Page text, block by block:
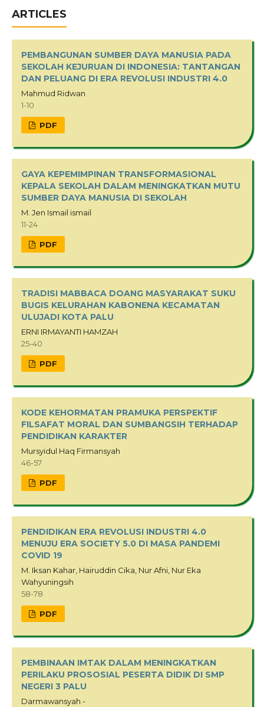
ARTICLES
PEMBANGUNAN SUMBER DAYA MANUSIA PADA
SEKOLAH KEJURUAN DI INDONESIA: TANTANGAN
DAN PELUANG DI ERA REVOLUSI INDUSTRI 4.0
Mahmud Ridwan
1-10
PDF
GAYA KEPEMIMPINAN TRANSFORMASIONAL
KEPALA SEKOLAH DALAM MENINGKATKAN MUTU
SUMBER DAYA MANUSIA DI SEKOLAH
M. Jen Ismail ismail
11-24
PDF
TRADISI MABBACA DOANG MASYARAKAT SUKU
BUGIS KELURAHAN KABONENA KECAMATAN
ULUJADI KOTA PALU
ERNI IRMAYANTI HAMZAH
25-40
PDF
KODE KEHORMATAN PRAMUKA PERSPEKTIF
FILSAFAT MORAL DAN SUMBANGSIH TERHADAP
PENDIDIKAN KARAKTER
Mursyidul Haq Firmansyah
46-57
PDF
PENDIDIKAN ERA REVOLUSI INDUSTRI 4.0
MENUJU ERA SOCIETY 5.0 DI MASA PANDEMI
COVID 19
M. Iksan Kahar, Hairuddin Cika, Nur Afni, Nur Eka
Wahyuningsih
58-78
PDF
PEMBINAAN IMTAK DALAM MENINGKATKAN
PERILAKU PROSOSIAL PESERTA DIDIK DI SMP
NEGERI 3 PALU
Darmawansyah -